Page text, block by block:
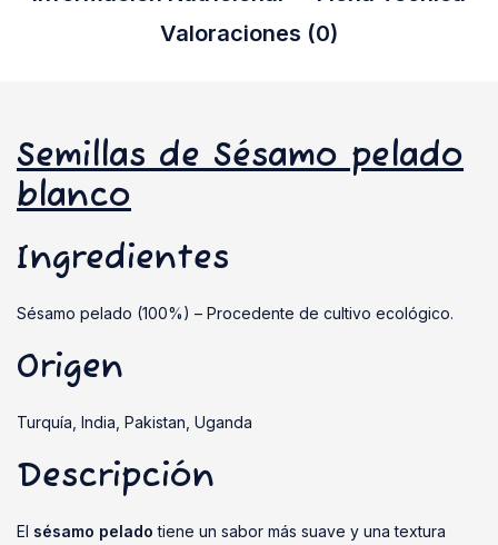
Valoraciones (0)
Semillas de Sésamo pelado
blanco
Ingredientes
Sésamo pelado (100%) – Procedente de cultivo ecológico.
Origen
Turquía, India, Pakistan, Uganda
Descripción
El sésamo pelado tiene un sabor más suave y una textura